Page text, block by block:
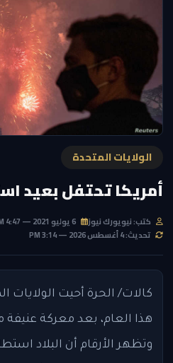
الولايات المتحدة
أمريكا تحتفل بعيد
كتب: نيويورك نيوز
تحديث: 4 أغسطس 2026 — 3:14 PM
كالات/ الحرة أحيت الولايات
هذا العام، بعد معركة
وتظهر الأرقام أن البلاد